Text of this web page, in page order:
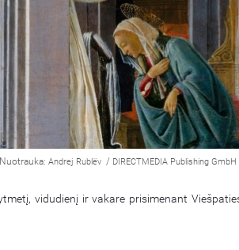
Nuotrauka: Andrej Rublëv / DIRECTMEDIA Publishing GmbH
vidudienį ir vakare prisimenant